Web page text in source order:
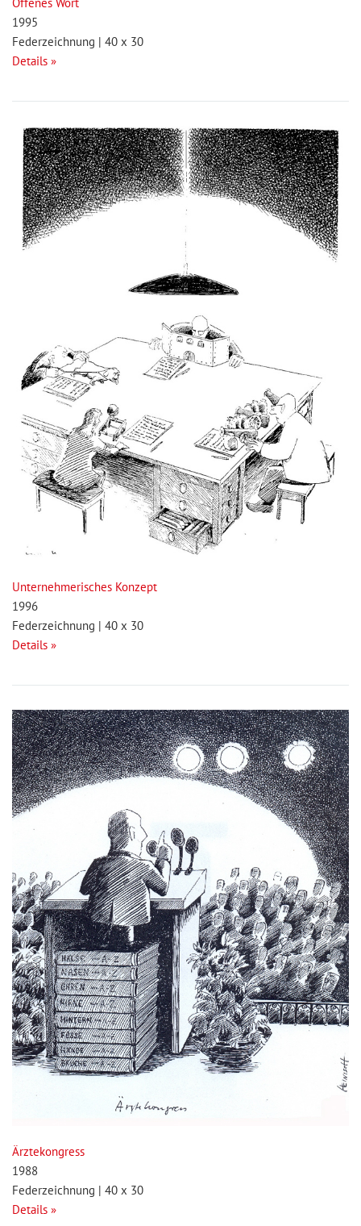
1995
Federzeichnung | 40 x 30
Details »
Unternehmerisches Konzept
1996
Federzeichnung | 40 x 30
Details »
Ärztekongress
1988
Federzeichnung | 40 x 30
Details »